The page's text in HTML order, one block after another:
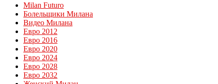
Milan Futuro
Болельщики Милана
Видео Милана
Евро 2012
Евро 2016
Евро 2020
Евро 2024
Евро 2028
Евро 2032